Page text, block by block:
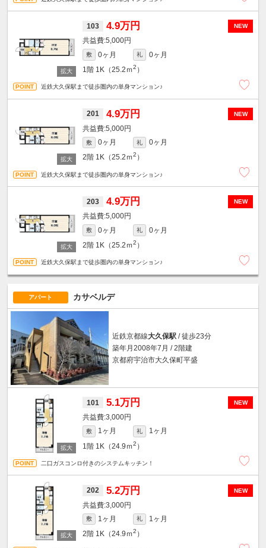
NEW
103 4.9万円
5,000円
敷 0ヶ月 礼
0ヶ月
1階 1K（25.2ｍ2 ）
近鉄大久保駅まで徒歩圏内の単身マンション♪
NEW
201 4.9万円
5,000円
敷 0ヶ月 礼
0ヶ月
2階 1K（25.2ｍ2 ）
近鉄大久保駅まで徒歩圏内の単身マンション♪
NEW
203 4.9万円
5,000円
敷 0ヶ月 礼
0ヶ月
2階 1K（25.2ｍ2 ）
近鉄大久保駅まで徒歩圏内の単身マンション♪
アパート カサベルデ
近鉄京都線大久保駅/ 徒歩23分
築年月2008年7月 / 2階建
京都府宇治市大久保町平盛
NEW
101 5.1万円
3,000円
敷 1ヶ月 礼
1ヶ月
1階 1K（24.9ｍ2 ）
二口ガスコンロ付きのシステムキッチン！
NEW
202 5.2万円
3,000円
敷 1ヶ月 礼
1ヶ月
2階 1K（24.9ｍ2 ）